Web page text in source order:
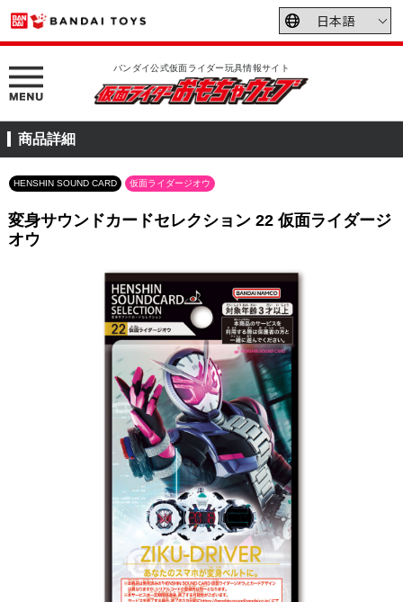
バンダイ公式仮面ライダー玩具情報サイト
商品詳細
HENSHIN SOUND CARD 仮面ライダージオウ
変身サウンドカードセレクション 22 仮面ライダージ
オウ